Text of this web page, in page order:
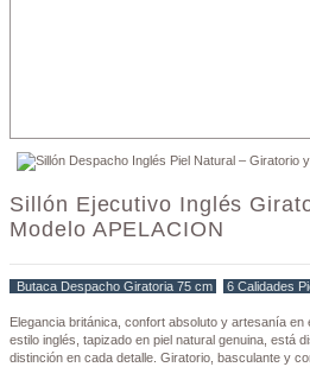
Sillón Ejecutivo Inglés
Modelo APELACION
Butaca Despacho Giratoria 75 cm 6 Calidades
Elegancia británica, confort absoluto y artesanía
estilo inglés, tapizado en piel natural genuina, está
distinción en cada detalle. Giratorio, basculante y